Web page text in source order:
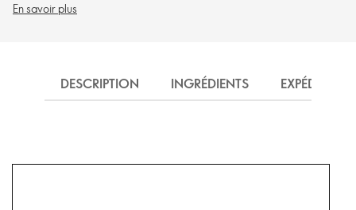
En savoir plus
DESCRIPTION INGRÉDIENTS EXPÉDITION